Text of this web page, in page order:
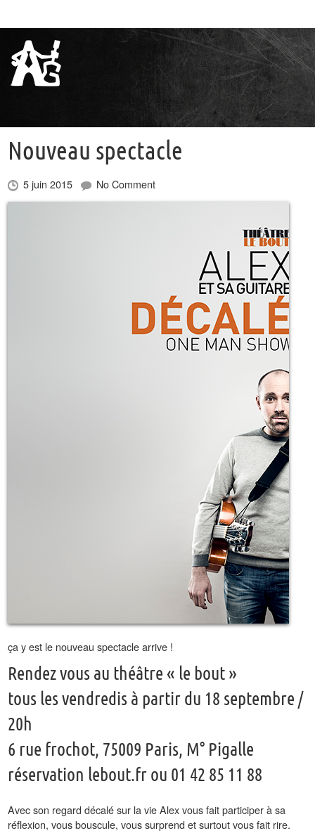
Nouveau spectacle
5 juin 2015 No Comment
ça y est le nouveau spectacle arrive !
Rendez vous au théâtre « le bout »
tous les vendredis à partir du 18 septembre /
20h
6 rue frochot, 75009 Paris, M° Pigalle
réservation lebout.fr ou 01 42 85 11 88
Avec son regard décalé sur la vie Alex vous fait participer à sa
réflexion, vous bouscule, vous surprend et surtout vous fait rire.